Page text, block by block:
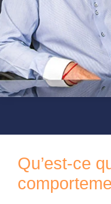
Qu’est-ce